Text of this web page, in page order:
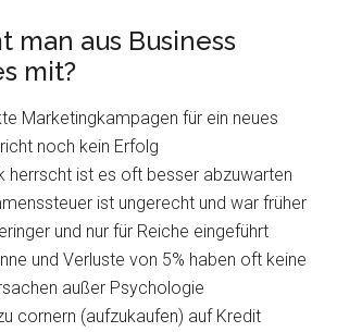
man aus Business
mit?
Marketingkampagen für ein neues
noch kein Erfolg
herrscht ist es oft besser abzuwarten
ist ungerecht und war früher
und nur für Reiche eingeführt
und Verluste von 5% haben oft keine
außer Psychologie
cornern (aufzukaufen) auf Kredit